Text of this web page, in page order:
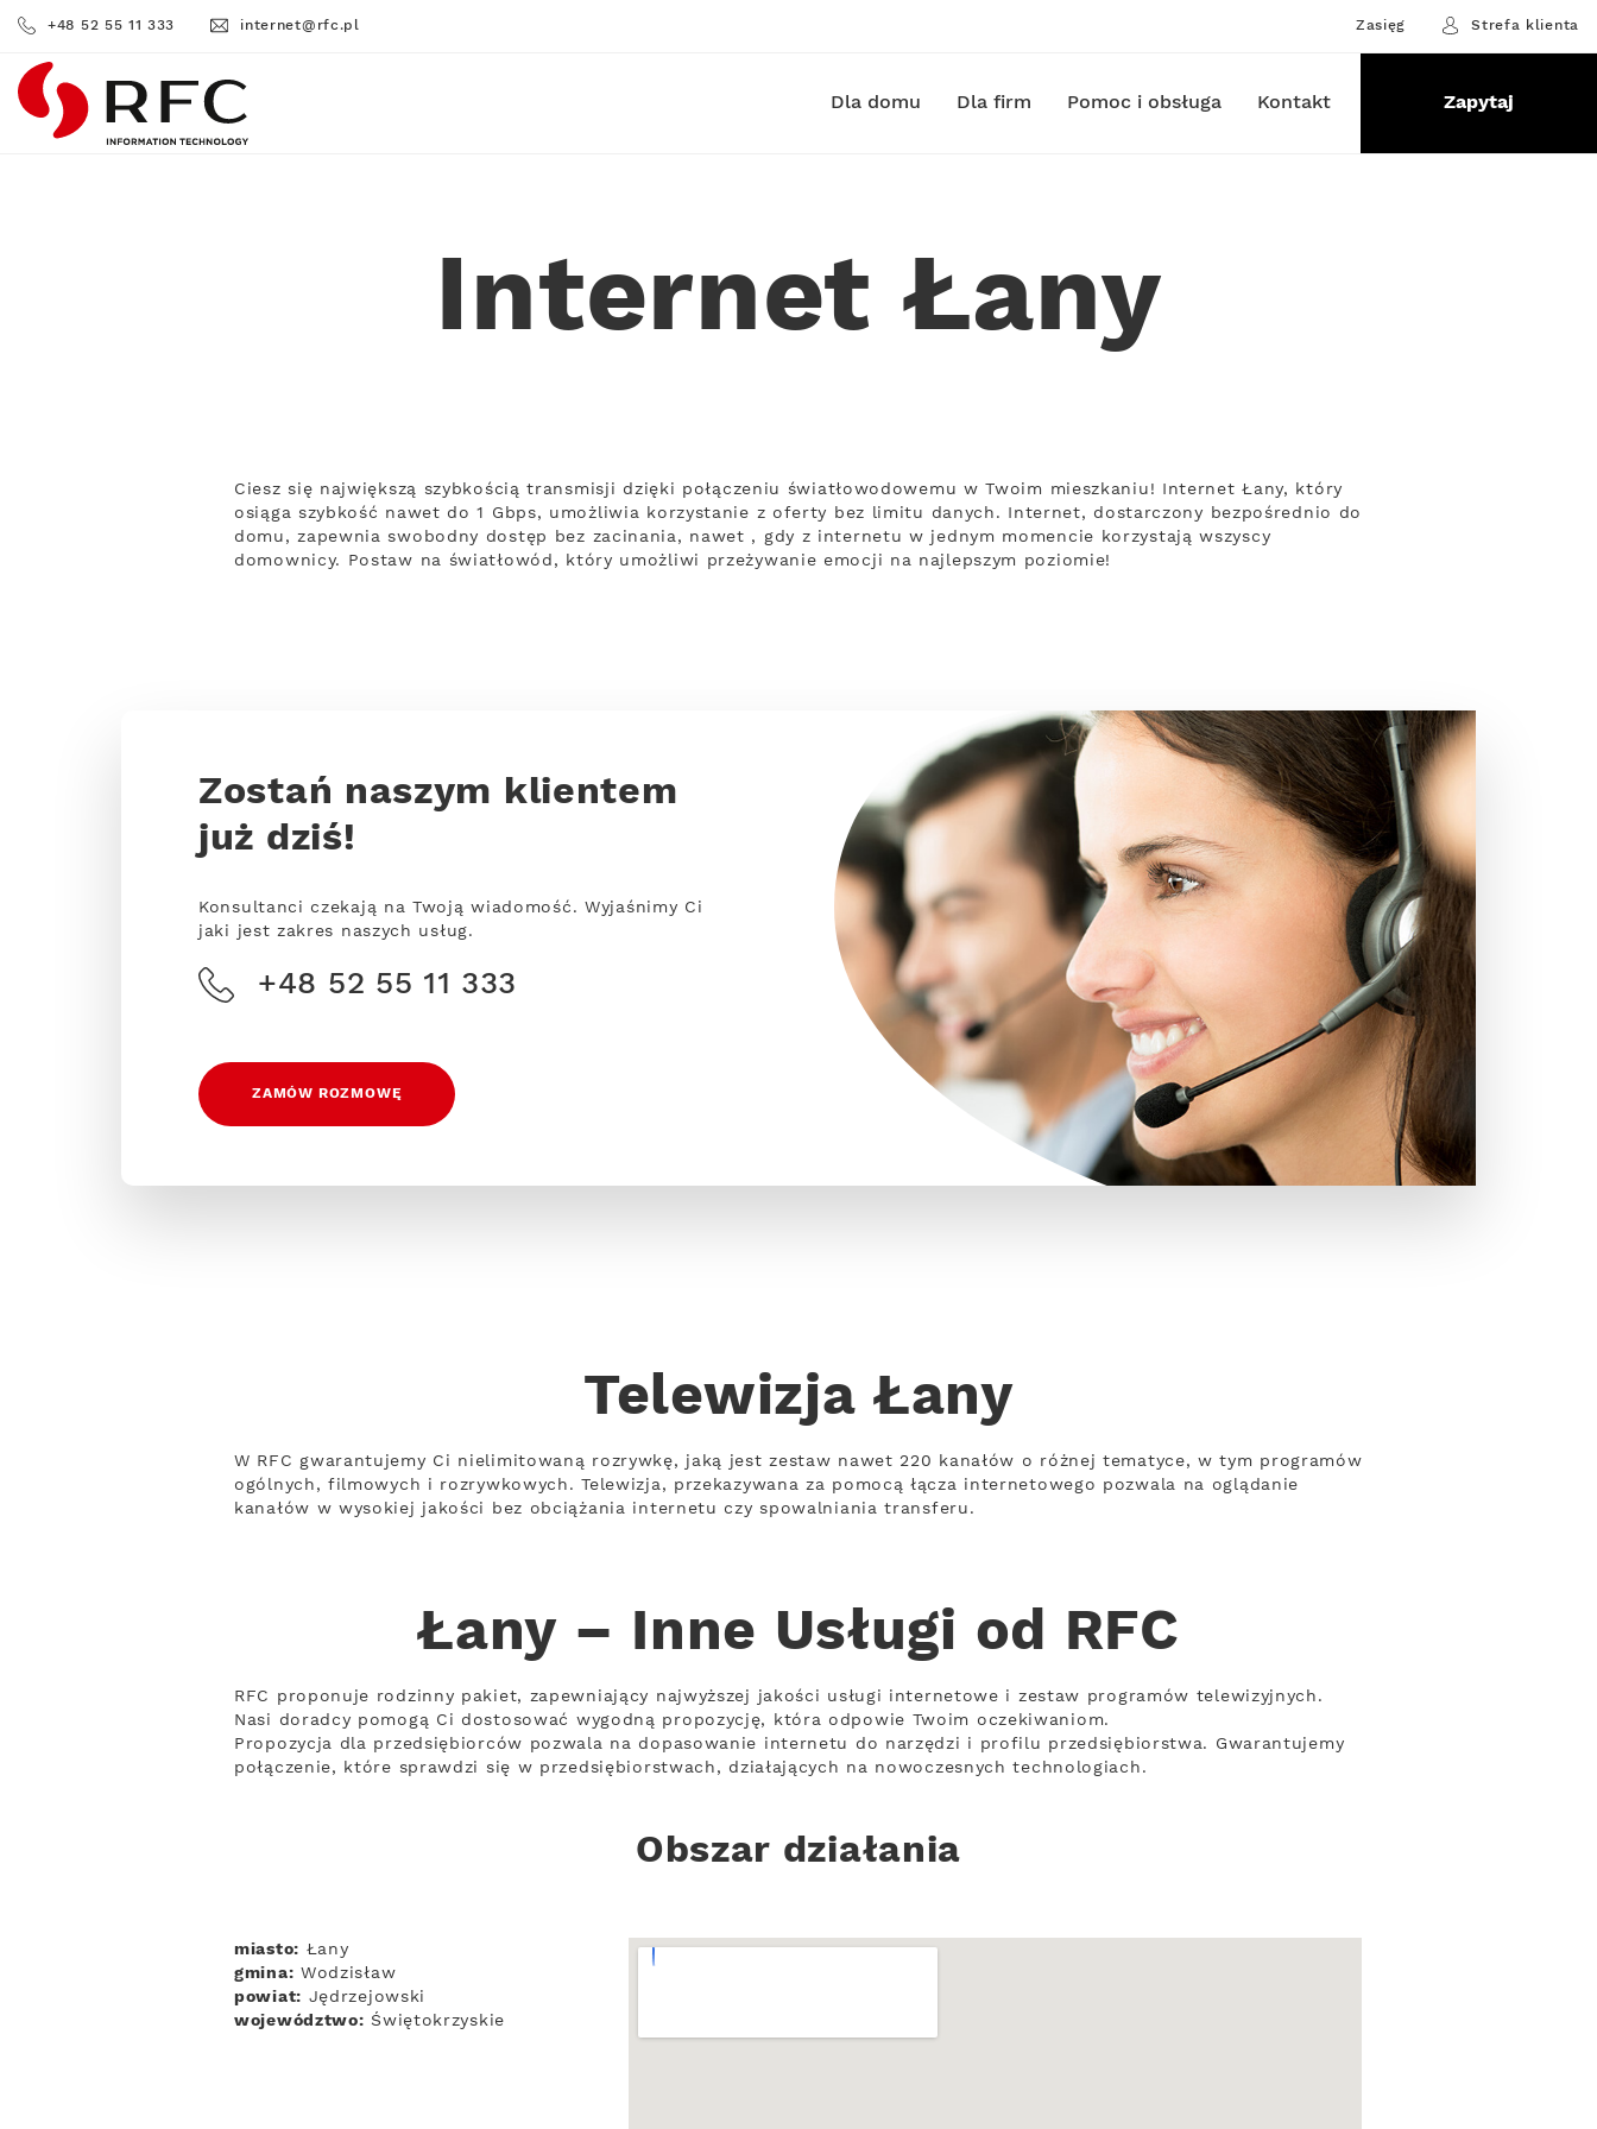
+48 52 55 11 333 internet@rfc.pl Zasięg Strefa klienta
RFC Dla domu Dla firm Pomoc i obsługa Kontakt Zapytaj
Internet Łany
Ciesz się największą szybkością transmisji dzięki połączeniu światłowodowemu w Twoim mieszkaniu! Internet Łany, który
osiąga szybkość nawet do 1 Gbps, umożliwia korzystanie z oferty bez limitu danych. Internet, dostarczony bezpośrednio do
domu, zapewnia swobodny dostęp bez zacinania, nawet , gdy z internetu w jednym momencie korzystają wszyscy
domownicy. Postaw na światłowód, który umożliwi przeżywanie emocji na najlepszym poziomie!
Zostań naszym klientem
już dziś!
Konsultanci czekają na Twoją wiadomość. Wyjaśnimy Ci
jaki jest zakres naszych usług.
+48 52 55 11 333
ZAMÓW ROZMOWĘ
Telewizja Łany
W RFC gwarantujemy Ci nielimitowaną rozrywkę, jaką jest zestaw nawet 220 kanałów o różnej tematyce, w tym programów
ogólnych, filmowych i rozrywkowych. Telewizja, przekazywana za pomocą łącza internetowego pozwala na oglądanie
kanałów w wysokiej jakości bez obciążania internetu czy spowalniania transferu.
Łany – Inne Usługi od RFC
RFC proponuje rodzinny pakiet, zapewniający najwyższej jakości usługi internetowe i zestaw programów telewizyjnych.
Nasi doradcy pomogą Ci dostosować wygodną propozycję, która odpowie Twoim oczekiwaniom.
Propozycja dla przedsiębiorców pozwala na dopasowanie internetu do narzędzi i profilu przedsiębiorstwa. Gwarantujemy
połączenie, które sprawdzi się w przedsiębiorstwach, działających na nowoczesnych technologiach.
Obszar działania
miasto: Łany
gmina: Wodzisław
powiat: Jędrzejowski
województwo: Świętokrzyskie